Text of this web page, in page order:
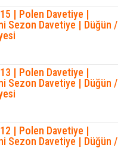
| Polen Davetiye |
Sezon Davetiye | Düğün /
| Polen Davetiye |
Sezon Davetiye | Düğün /
| Polen Davetiye |
Sezon Davetiye | Düğün /